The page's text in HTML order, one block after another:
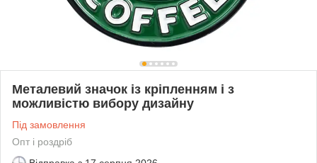
Металевий значок із кріпленням і з
можливістю вибору дизайну
Під замовлення
Опт і роздріб